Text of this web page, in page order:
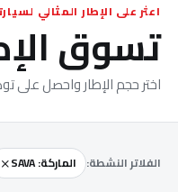
اعثر على الإطار المثالي
تسوق
اختر حجم الإطار واحصل على
الفلاتر النشطة: الماركة: SAVA